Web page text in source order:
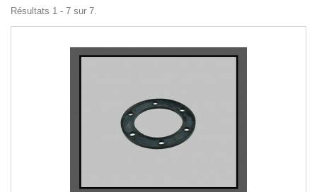
Résultats 1 - 7 sur 7.